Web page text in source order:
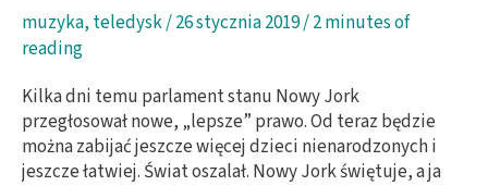
muzyka, teledysk/26 stycznia 2019/2 minutes of
reading
Kilka dni temu parlament stanu Nowy Jork
przegłosował nowe, „lepsze” prawo. Od teraz będzie
można zabijać jeszcze więcej dzieci nienarodzonych i
jeszcze łatwiej. Świat oszalał. Nowy Jork świętuje, a ja